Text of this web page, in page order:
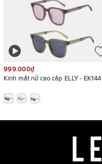
999.000₫
Kính mắt nữ cao cấp ELLY - EK144